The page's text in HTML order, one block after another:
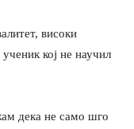
високи
кој не научил
дека не само шго